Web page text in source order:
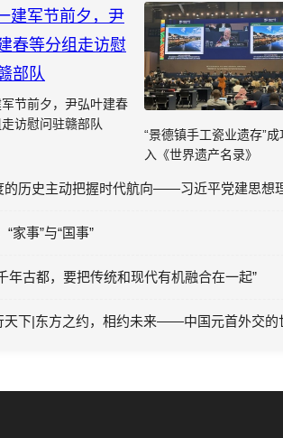
军节前夕，尹弘叶建春
访慰问驻赣部队
“景德镇手工瓷业遗存”成
入《世界遗产名录》
“家事”与“国事”
年古都，要把传统和现代有机融合在一起”